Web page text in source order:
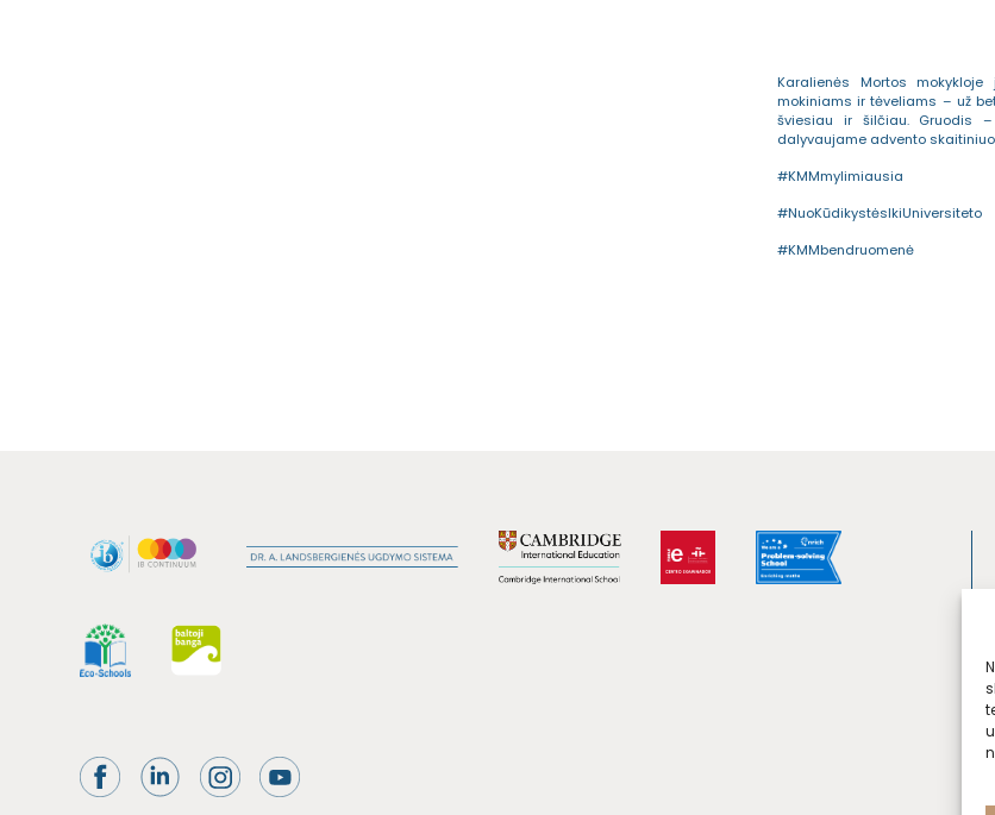
Karalienės Mortos
mokiniams ir tėveliams – už
šviesiau ir šilčiau. Gruodis
dalyvaujame advento
#KMMmylimiausia
#NuoKūdikystėsIkiUniversiteto
#KMMbendruomenė